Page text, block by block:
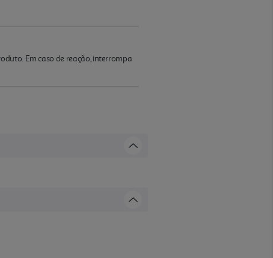
Em caso de reação, interrompa